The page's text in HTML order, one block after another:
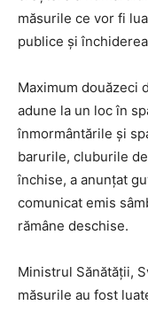
măsurile ce vor fi
publice şi
Maximum douăzeci
adune la un loc în
înmormântările şi
barurile, cluburile
închise, a anunţat
comunicat emis
rămâne deschise.
Ministrul Sănătăţii,
măsurile au fost